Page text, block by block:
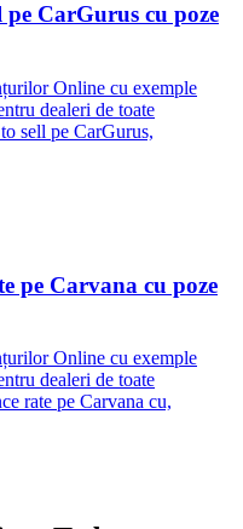
pe CarGurus cu poze
Online cu exemple
dealeri de toate
sell pe CarGurus,
pe Carvana cu poze
Online cu exemple
dealeri de toate
rate pe Carvana cu,